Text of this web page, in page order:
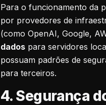
Para o funcionamento da
por provedores de
(como OpenAI, Google,
dados para servidores
possuam padrões de
para terceiros.
4. Segurança